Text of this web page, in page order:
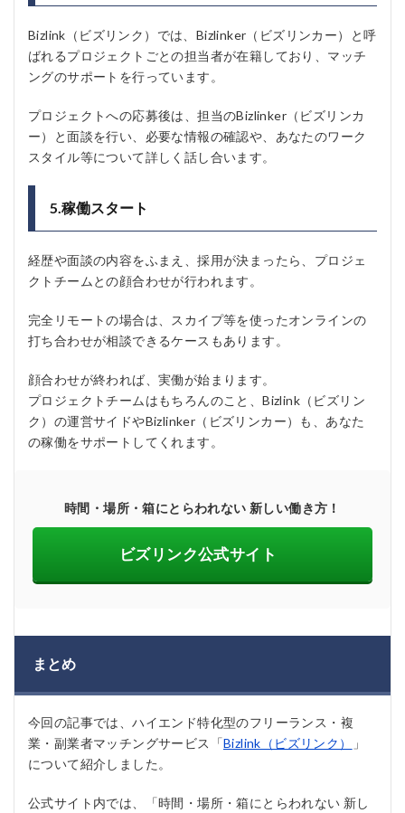
Bizlink（ビズリンク）では、Bizlinker（ビズリンカー）と呼
ばれるプロジェクトごとの担当者が在籍しており、マッチ
ングのサポートを行っています。
プロジェクトへの応募後は、担当のBizlinker（ビズリンカ
ー）と面談を行い、必要な情報の確認や、あなたのワーク
スタイル等について詳しく話し合います。
5.稼働スタート
経歴や面談の内容をふまえ、採用が決まったら、プロジェ
クトチームとの顔合わせが行われます。
完全リモートの場合は、スカイプ等を使ったオンラインの
打ち合わせが相談できるケースもあります。
顔合わせが終われば、実働が始まります。
プロジェクトチームはもちろんのこと、Bizlink（ビズリン
ク）の運営サイドやBizlinker（ビズリンカー）も、あなた
の稼働をサポートしてくれます。
時間・場所・箱にとらわれない 新しい働き方！
ビズリンク公式サイト
まとめ
今回の記事では、ハイエンド特化型のフリーランス・複
業・副業者マッチングサービス「Bizlink（ビズリンク）
」
について紹介しました。
公式サイト内では、「時間・場所・箱にとらわれない 新し